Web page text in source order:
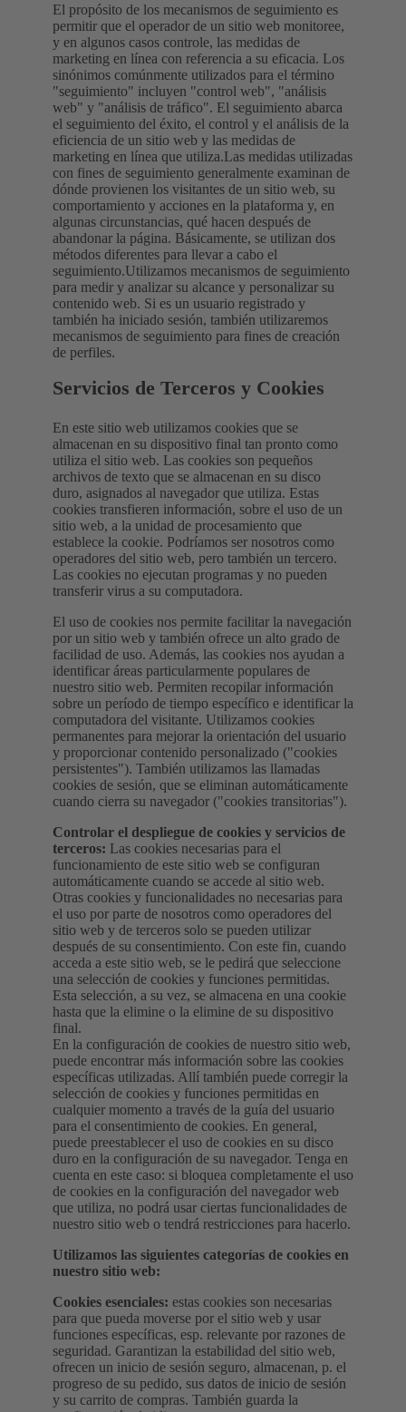
El propósito de los mecanismos de seguimiento es
permitir que el operador de un sitio web monitoree,
y en algunos casos controle, las medidas de
marketing en línea con referencia a su eficacia. Los
sinónimos comúnmente utilizados para el término
"seguimiento" incluyen "control web", "análisis
web" y "análisis de tráfico". El seguimiento abarca
el seguimiento del éxito, el control y el análisis de la
eficiencia de un sitio web y las medidas de
marketing en línea que utiliza.Las medidas utilizadas
con fines de seguimiento generalmente examinan de
dónde provienen los visitantes de un sitio web, su
comportamiento y acciones en la plataforma y, en
algunas circunstancias, qué hacen después de
abandonar la página. Básicamente, se utilizan dos
métodos diferentes para llevar a cabo el
seguimiento.Utilizamos mecanismos de seguimiento
para medir y analizar su alcance y personalizar su
contenido web. Si es un usuario registrado y
también ha iniciado sesión, también utilizaremos
mecanismos de seguimiento para fines de creación
de perfiles.
Servicios de Terceros y Cookies
En este sitio web utilizamos cookies que se
almacenan en su dispositivo final tan pronto como
utiliza el sitio web. Las cookies son pequeños
archivos de texto que se almacenan en su disco
duro, asignados al navegador que utiliza. Estas
cookies transfieren información, sobre el uso de un
sitio web, a la unidad de procesamiento que
establece la cookie. Podríamos ser nosotros como
operadores del sitio web, pero también un tercero.
Las cookies no ejecutan programas y no pueden
transferir virus a su computadora.
El uso de cookies nos permite facilitar la navegación
por un sitio web y también ofrece un alto grado de
facilidad de uso. Además, las cookies nos ayudan a
identificar áreas particularmente populares de
nuestro sitio web. Permiten recopilar información
sobre un período de tiempo específico e identificar la
computadora del visitante. Utilizamos cookies
permanentes para mejorar la orientación del usuario
y proporcionar contenido personalizado ("cookies
persistentes"). También utilizamos las llamadas
cookies de sesión, que se eliminan automáticamente
cuando cierra su navegador ("cookies transitorias").
Controlar el despliegue de cookies y servicios de
terceros: Las cookies necesarias para el
funcionamiento de este sitio web se configuran
automáticamente cuando se accede al sitio web.
Otras cookies y funcionalidades no necesarias para
el uso por parte de nosotros como operadores del
sitio web y de terceros solo se pueden utilizar
después de su consentimiento. Con este fin, cuando
acceda a este sitio web, se le pedirá que seleccione
una selección de cookies y funciones permitidas.
Esta selección, a su vez, se almacena en una cookie
hasta que la elimine o la elimine de su dispositivo
final.
En la configuración de cookies de nuestro sitio web,
puede encontrar más información sobre las cookies
específicas utilizadas. Allí también puede corregir la
selección de cookies y funciones permitidas en
cualquier momento a través de la guía del usuario
para el consentimiento de cookies. En general,
puede preestablecer el uso de cookies en su disco
duro en la configuración de su navegador. Tenga en
cuenta en este caso: si bloquea completamente el uso
de cookies en la configuración del navegador web
que utiliza, no podrá usar ciertas funcionalidades de
nuestro sitio web o tendrá restricciones para hacerlo.
Utilizamos las siguientes categorías de cookies en
nuestro sitio web:
Cookies esenciales: estas cookies son necesarias
para que pueda moverse por el sitio web y usar
funciones específicas, esp. relevante por razones de
seguridad. Garantizan la estabilidad del sitio web,
ofrecen un inicio de sesión seguro, almacenan, p. el
progreso de su pedido, sus datos de inicio de sesión
y su carrito de compras. También guarda la